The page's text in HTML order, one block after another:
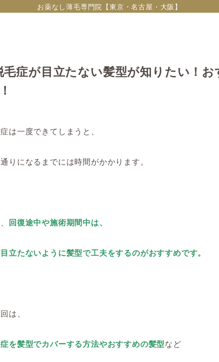
お薬なし薄毛専門院【東京・名古屋・大阪】
毛症が目立たない髪型が知りたい！お
は一度できてしまうと、
りになるまでには時間がかかります。
回復途中や施術期間中は、
立たないように髪型で工夫をするのがおすすめです。
は、
を髪型でカバーする方法やおすすめの髪型など